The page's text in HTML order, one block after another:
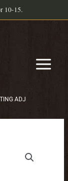
10-15.
ADJ